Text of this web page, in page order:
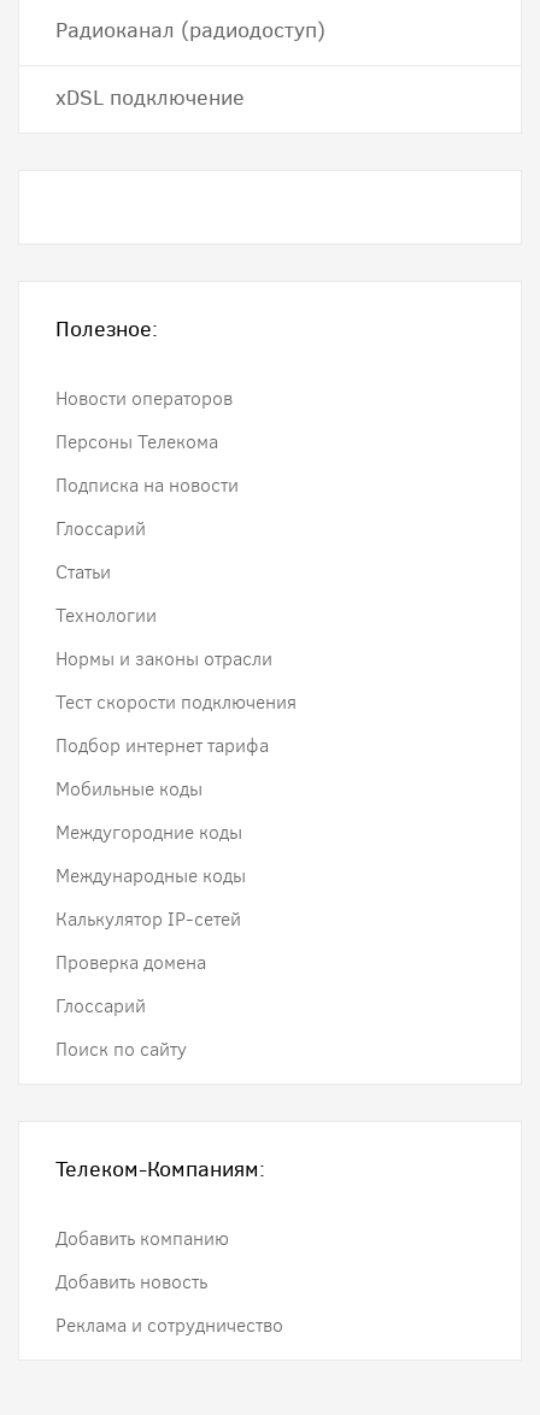
Радиоканал (радиодоступ)
хDSL подключение
Полезное:
Новости операторов
Персоны Телекома
Подписка на новости
Глоссарий
Статьи
Технологии
Нормы и законы отрасли
Тест скорости подключения
Подбор интернет тарифа
Мобильные коды
Междугородние коды
Международные коды
Калькулятор IP-сетей
Проверка домена
Глоссарий
Поиск по сайту
Телеком-Компаниям:
Добавить компанию
Добавить новость
Реклама и сотрудничество